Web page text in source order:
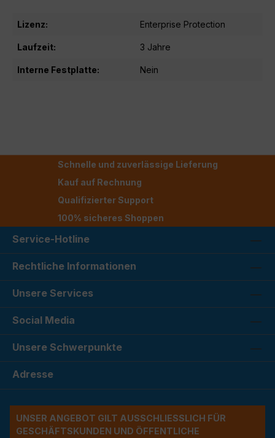
Lizenz: Enterprise Protection
Laufzeit: 3 Jahre
Interne Festplatte: Nein
Schnelle und zuverlässige Lieferung
Kauf auf Rechnung
Qualifizierter Support
100% sicheres Shoppen
Service-Hotline
Rechtliche Informationen
Unsere Services
Social Media
Unsere Schwerpunkte
Adresse
UNSER ANGEBOT GILT AUSSCHLIESSLICH FÜR G
ESCHÄFTSKUNDEN UND ÖFFENTLICHE A